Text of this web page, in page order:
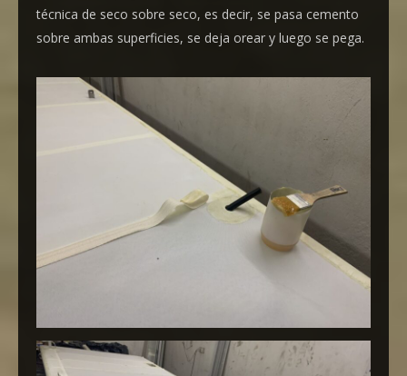
técnica de seco sobre seco, es decir, se pasa cemento
sobre ambas superficies, se deja orear y luego se pega.